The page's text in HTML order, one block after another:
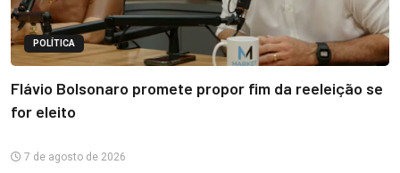
POLÍTICA
Flávio Bolsonaro promete propor fim da reeleição se
for eleito
7 de agosto de 2026